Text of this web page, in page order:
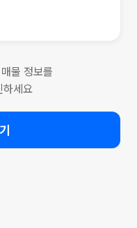
물 정보를
하세요